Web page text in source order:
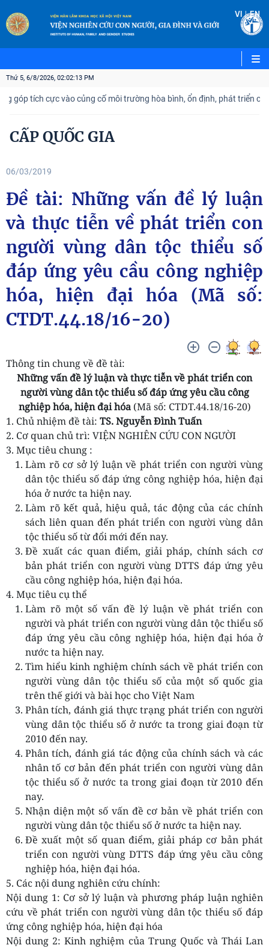
VI |EN
Thứ 5, 6/8/2026, 02:02:14 PM
tích cực vào củng cố môi trường hòa bình, ổn định, phát triển của đất
CẤP QUỐC GIA
06/03/2019
Đề tài: Những vấn đề lý luận
và thực tiễn về phát triển con
người vùng dân tộc thiểu số
đáp ứng yêu cầu công nghiệp
hóa, hiện đại hóa (Mã số:
CTDT.44.18/16-20)
Thông tin chung về đề tài:
Những vấn đề lý luận và thực tiễn về phát triển con
người vùng dân tộc thiểu số đáp ứng yêu cầu công
nghiệp hóa, hiện đại hóa(Mã số: CTDT.44.18/16-20)
1. Chủ nhiệm đề tài: TS. Nguyễn Đình Tuấn
2. Cơ quan chủ trì: VIỆN NGHIÊN CỨU CON NGƯỜI
3. Mục tiêu chung :
Làm rõ cơ sở lý luận về phát triển con người vùng
dân tộc thiểu số đáp ứng công nghiệp hóa, hiện đại
hóa ở nước ta hiện nay.
Làm rõ kết quả, hiệu quả, tác động của các chính
sách liên quan đến phát triển con người vùng dân
tộc thiểu số từ đổi mới đến nay.
Đề xuất các quan điểm, giải pháp, chính sách cơ
bản phát triển con người vùng DTTS đáp ứng yêu
cầu công nghiệp hóa, hiện đại hóa.
4. Mục tiêu cụ thể
Làm rõ một số vấn đề lý luận về phát triển con
người và phát triển con người vùng dân tộc thiểu số
đáp ứng yêu cầu công nghiệp hóa, hiện đại hóa ở
nước ta hiện nay.
Tìm hiểu kinh nghiệm chính sách về phát triển con
người vùng dân tộc thiểu số của một số quốc gia
trên thế giới và bài học cho Việt Nam
Phân tích, đánh giá thực trạng phát triển con người
vùng dân tộc thiểu số ở nước ta trong giai đoạn từ
2010 đến nay.
Phân tích, đánh giá tác động của chính sách và các
nhân tố cơ bản đến phát triển con người vùng dân
tộc thiểu số ở nước ta trong giai đoạn từ 2010 đến
nay.
Nhận diện một số vấn đề cơ bản về phát triển con
người vùng dân tộc thiểu số ở nước ta hiện nay.
Đề xuất một số quan điểm, giải pháp cơ bản phát
triển con người vùng DTTS đáp ứng yêu cầu công
nghiệp hóa, hiện đại hóa.
5. Các nội dung nghiên cứu chính:
Nội dung 1: Cơ sở lý luận và phương pháp luận nghiên
cứu về phát triển con người vùng dân tộc thiểu số đáp
ứng công nghiệp hóa, hiện đại hóa
Nội dung 2: Kinh nghiệm của Trung Quốc và Thái Lan